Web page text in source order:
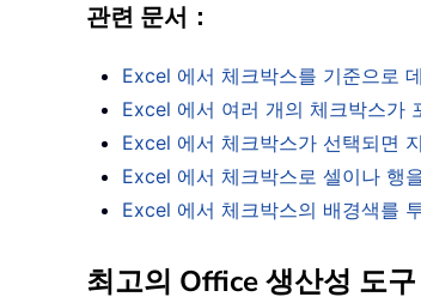
관련 문서：
Excel 에서 체크박스를 기준으로
Excel 에서 여러 개의 체크박스가
Excel 에서 체크박스가 선택되면
Excel 에서 체크박스로 셀이나 행
Excel 에서 체크박스의 배경색를
최고의 Office 생산성 도구